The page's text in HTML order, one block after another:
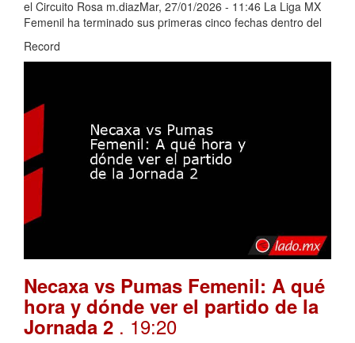
el Circuito Rosa m.diazMar, 27/01/2026 - 11:46 La Liga MX
Femenil ha terminado sus primeras cinco fechas dentro del
Record
Necaxa vs Pumas Femenil: A qué
hora y dónde ver el partido de la
Jornada 2 . 19:20